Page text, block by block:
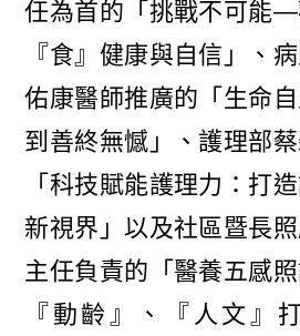
任為首的「挑戰不可能
『食』健康與自信」、
佑康醫師推廣的「生命
到善終無憾」、護理部
「科技賦能護理力：打
新視界」以及社區暨長
主任負責的「醫養五感
『動齡』、『人文』